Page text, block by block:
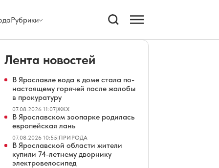
Рубрики
Лента новостей
В Ярославле вода в доме стала по-
настоящему горячей после жалобы
в прокуратуру
07.08.2026 11:07|ЖКХ
В Ярославском зоопарке родилась
европейская лань
07.08.2026 10:55|ПРИРОДА
В Ярославской области жители
купили 74-летнему дворнику
электровелосипед